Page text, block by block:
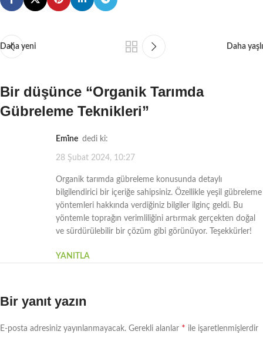
Daha yeni Daha yaşlı
Bir düşünce “Organik Tarımda
Gübreleme Teknikleri”
Emi̇ne dedi ki:
28 Şubat 2024, 10:27
Organik tarımda gübreleme konusunda detaylı
bilgilendirici bir içeriğe sahipsiniz. Özellikle yeşil gübreleme
yöntemleri hakkında verdiğiniz bilgiler ilginç geldi. Bu
yöntemle toprağın verimliliğini artırmak gerçekten doğal
ve sürdürülebilir bir çözüm gibi görünüyor. Teşekkürler!
YANITLA
Bir yanıt yazın
E-posta adresiniz yayınlanmayacak. Gerekli alanlar * ile işaretlenmişlerdir